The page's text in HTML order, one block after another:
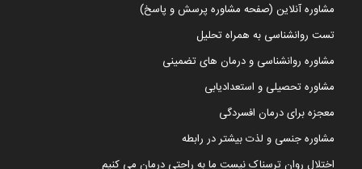
مشاوره آنلاین (صفحه مشاوره پرسش و پاسخ)
تست روانشناسی به همراه تحلیل
مشاوره روانشناسی و درمان های تضمینی
مشاوره تحصیلی و استعدادیابی
معجزه برای درمان افسردگی
مشاوره جنسی و لذت بیشتر در رابطه
اختلال روان ترسناک نیست ما به راحتی درمان می کنیم